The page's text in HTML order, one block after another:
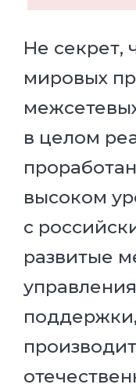
Не секрет,
мировых
в целом
высоком
с
развитые